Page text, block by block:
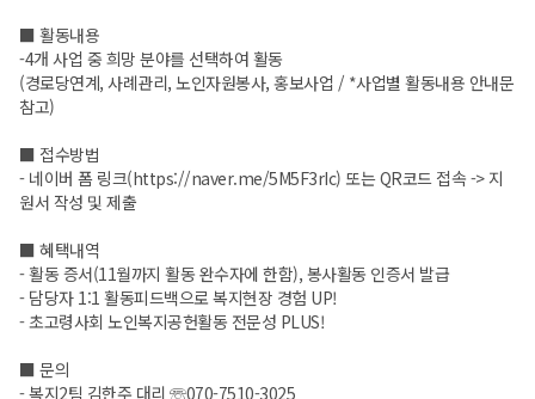
■ 활동내용
-4개 사업 중 희망 분야를 선택하여 활동
(경로당연계, 사례관리, 노인자원봉사, 홍보사업 / *사업별 활동내용 안내문
참고)
■ 접수방법
- 네이버 폼 링크(https://naver.me/5M5F3rIc) 또는 QR코드 접속 -> 지
원서 작성 및 제출
■ 혜택내역
- 활동 증서(11월까지 활동 완수자에 한함), 봉사활동 인증서 발급
- 담당자 1:1 활동피드백으로 복지현장 경험 UP!
- 초고령사회 노인복지공헌활동 전문성 PLUS!
■ 문의
- 복지2팀 김한주 대리 ☏070-7510-3025